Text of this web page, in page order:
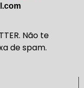
Não te
de spam.